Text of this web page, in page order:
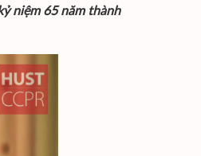
niệm 65 năm thành